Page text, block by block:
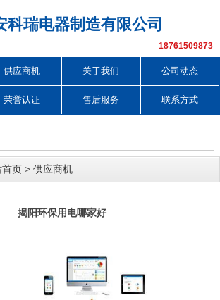
科瑞电器制造有限公司
18761509873
供应商机 关于我们 公司动态
荣誉认证 售后服务 联系方式
首页 > 供应商机
揭阳环保用电哪家好